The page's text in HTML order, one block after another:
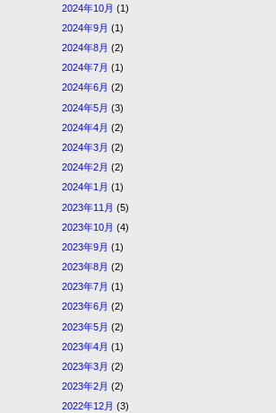
2024年10月 (1)
2024年9月 (1)
2024年8月 (2)
2024年7月 (1)
2024年6月 (2)
2024年5月 (3)
2024年4月 (2)
2024年3月 (2)
2024年2月 (2)
2024年1月 (1)
2023年11月 (5)
2023年10月 (4)
2023年9月 (1)
2023年8月 (2)
2023年7月 (1)
2023年6月 (2)
2023年5月 (2)
2023年4月 (1)
2023年3月 (2)
2023年2月 (2)
2022年12月 (3)